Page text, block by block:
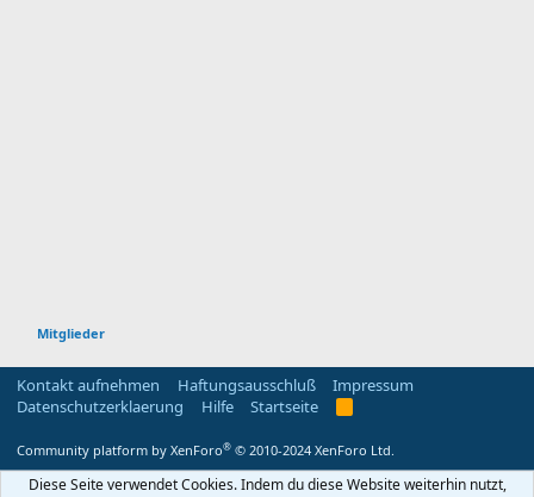
Mitglieder
Kontakt aufnehmen Haftungsausschluß
Impressum
Datenschutzerklaerung
Hilfe Startseite
R
Community platform by XenForo® © 2010-2024 XenForo Ltd.
Diese Seite verwendet Cookies. Indem du diese Website weiterhin nutzt,